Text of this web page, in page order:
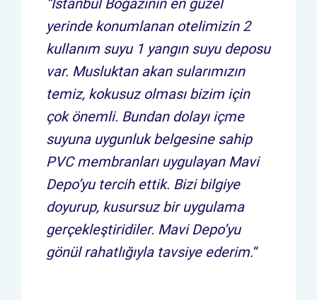
“İstanbul Boğazının en güzel
yerinde konumlanan otelimizin 2
kullanım suyu 1 yangın suyu deposu
var. Musluktan akan sularımızın
temiz, kokusuz olması bizim için
çok önemli. Bundan dolayı içme
suyuna uygunluk belgesine sahip
PVC membranları uygulayan Mavi
Depo’yu tercih ettik. Bizi bilgiye
doyurup, kusursuz bir uygulama
gerçekleştiridiler. Mavi Depo’yu
gönül rahatlığıyla tavsiye ederim.“